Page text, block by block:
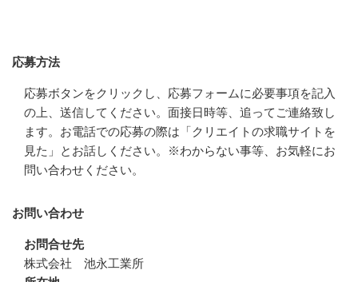
応募方法
応募ボタンをクリックし、応募フォームに必要事項を記入
の上、送信してください。面接日時等、追ってご連絡致し
ます。お電話での応募の際は「クリエイトの求職サイトを
見た」とお話しください。※わからない事等、お気軽にお
問い合わせください。
お問い合わせ
お問合せ先
株式会社　池永工業所